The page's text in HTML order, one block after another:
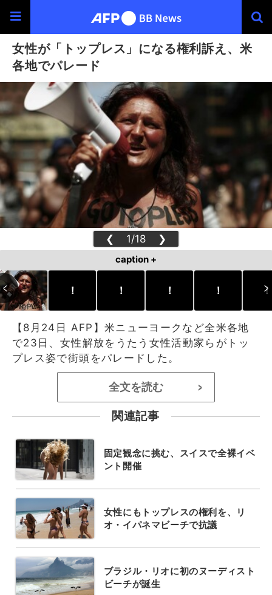
女性が「トップレス」になる権利訴え、米
各地でパレード
❮ 1/18 ❯
caption +
！ ！ ！ ！ ！
【8月24日 AFP】米ニューヨークなど全米各地
で23日、女性解放をうたう女性活動家らがトッ
プレス姿で街頭をパレードした。
全文を読む >
関連記事
固定観念に挑む、スイスで全裸イベ
ント開催
女性にもトップレスの権利を、リ
オ・イパネマビーチで抗議
ブラジル・リオに初のヌーディスト
ビーチが誕生